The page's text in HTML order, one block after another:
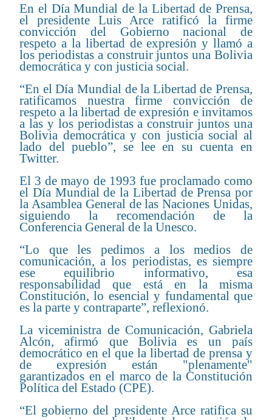
En el Día Mundial de la Libertad de Prensa,
el presidente Luis Arce ratificó la firme
convicción del Gobierno nacional de
respeto a la libertad de expresión y llamó a
los periodistas a construir juntos una Bolivia
democrática y con justicia social.
“En el Día Mundial de la Libertad de Prensa,
ratificamos nuestra firme convicción de
respeto a la libertad de expresión e invitamos
a las y los periodistas a construir juntos una
Bolivia democrática y con justicia social al
lado del pueblo”, se lee en su cuenta en
Twitter.
El 3 de mayo de 1993 fue proclamado como
el Día Mundial de la Libertad de Prensa por
la Asamblea General de las Naciones Unidas,
siguiendo la recomendación de la
Conferencia General de la Unesco.
“Lo que les pedimos a los medios de
comunicación, a los periodistas, es siempre
ese equilibrio informativo, esa
responsabilidad que está en la misma
Constitución, lo esencial y fundamental que
es la parte y contraparte”, reflexionó.
La viceministra de Comunicación, Gabriela
Alcón, afirmó que Bolivia es un país
democrático en el que la libertad de prensa y
de expresión están "plenamente"
garantizados en el marco de la Constitución
Política del Estado (CPE).
“El gobierno del presidente Arce ratifica su